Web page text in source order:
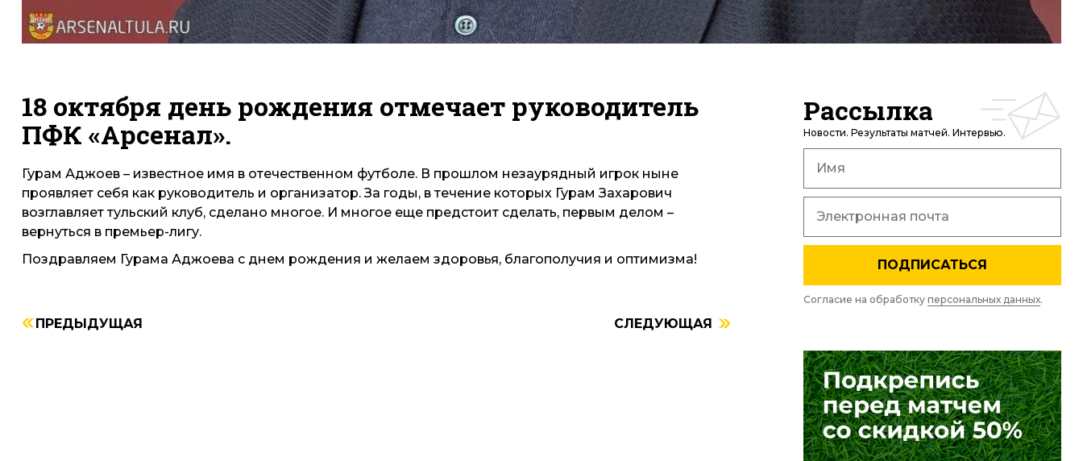
18 октября день рождения отмечает руководитель
ПФК «Арсенал».
Гурам Аджоев – известное имя в отечественном футболе. В прошлом незаурядный игрок ныне
проявляет себя как руководитель и организатор. За годы, в течение которых Гурам Захарович
возглавляет тульский клуб, сделано многое. И многое еще предстоит сделать, первым делом –
вернуться в премьер-лигу.
Поздравляем Гурама Аджоева с днем рождения и желаем здоровья, благополучия и оптимизма!
ПРЕДЫДУЩАЯ СЛЕДУЮЩАЯ
Рассылка
Новости. Результаты матчей. Интервью.
ПОДПИСАТЬСЯ
Согласие на обработку персональных данных.